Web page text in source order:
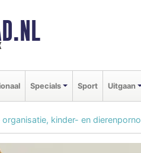
Specials Sport Uitgaan
kinder- en dierenporno